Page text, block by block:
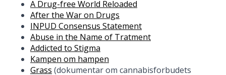
A Drug-free World Reloaded
After the War on Drugs
INPUD Consensus Statement
Abuse in the Name of Tratment
Addicted to Stigma
Kampen om hampen
Grass (dokumentar om cannabisforbudets